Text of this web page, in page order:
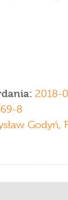
2018-
8
Godyń,